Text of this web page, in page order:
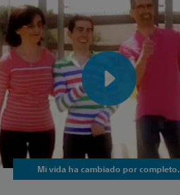
Mi vida ha cambiado por completo.